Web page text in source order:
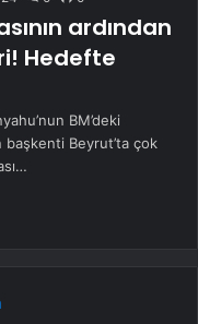
ardından
Hedefte
BM’deki
başkenti Beyrut’ta çok